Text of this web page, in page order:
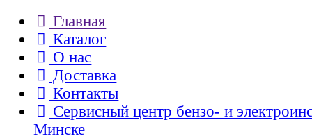
Главная
Каталог
О нас
Доставка
Контакты
Сервисный центр бензо- и
Минске